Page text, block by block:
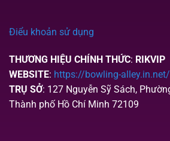
Điểu khoản sử dụng
THƯƠNG HIỆU CHÍNH THỨC: RIKVIP
WEBSITE: https://bowling-alley.in.net/
TRỤ SỞ: 127 Nguyễn Sỹ Sách,
Thành phố Hồ Chí Minh 72109